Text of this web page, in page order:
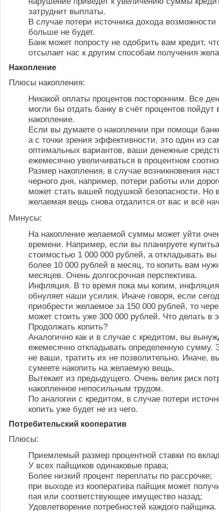
затруднит выплаты.
В случае потери источника дохода возможности
больше не будет.
Банк может попросту не одобрить вам кредит,
отсылает нас к другим способам получения
Накопление
Плюсы накопления:
Никакой оплаты процентов посторонним. Все
могли бы отдать банку в счёт процентов пойдут
накопление.
Если вы думаете о накоплении при помощи
а с точки зрения эффективности, это один из
оптимальных вариантов, ваши денежные
ежемесячно увеличиваться в процентном
Размер накопления, в случае возникновения
черного дня, например, потери работы или
может стать вашей подушкой безопасности. Но
желаемая вещь снова отдалится от вас и всё
Минусы:
На накопление желаемой суммы может уйти
времени. Например, если вы планируете
стоимостью 1 000 000 рублей, а откладывать
более 10 000 рублей в месяц, то копить вам
месяцев. Очень долгосрочная перспектива.
Инфляция. В то время пока мы копим, инфляция
обнуляет наши усилия. Иначе говоря, если
приобрести желаемое за 150 000 рублей, то
может стоить уже 300 000 рублей. Что делать в
Продолжать копить?
Аналогично как и в случае с кредитом, вы
ежемесячно откладывать определенную сумму.
не ваши, тратить их не позволительно. Иначе,
сумеете накопить на желаемую вещь.
Вытекает из предыдущего. Очень велик риск
накопленное непосильным трудом.
По аналогии с кредитом, в случае потери
копить уже будет не из чего.
Потребительский кооператив
Плюсы:
Приемлемый размер процентной ставки по
У всех пайщиков одинаковые права;
Более низкий процент переплаты по рассрочке;
при выходе из кооператива пайщик может
пая или соответствующее имущество назад;
Удовлетворение потребностей каждого пайщика.